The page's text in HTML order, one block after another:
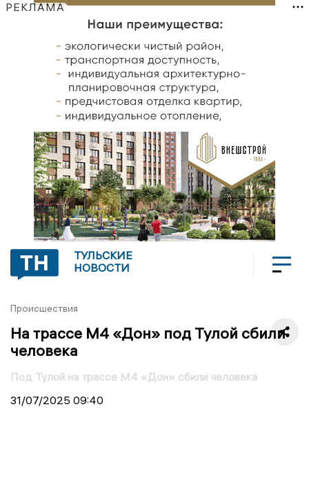
РЕКЛАМА
ТУЛЬСКИЕ
НОВОСТИ
Происшествия
На трассе М4 «Дон» под Тулой сбили
человека
Под Тулой на трассе М4 «Дон» сбили человека
31/07/2025 09:40